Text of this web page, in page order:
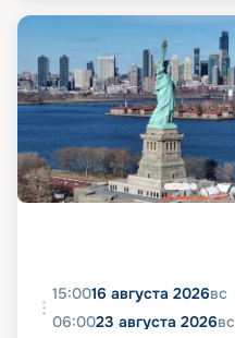
15:0016 августа 2026вс
06:0023 августа 2026вс